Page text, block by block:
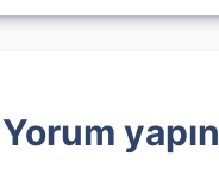
Yorum yapın